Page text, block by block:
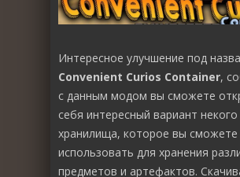
Интересное улучшение под
Convenient Curios Container,
с данным модом вы сможете
себя интересный вариант некого
хранилища, которое вы сможете
использовать для хранения
предметов и артефактов.